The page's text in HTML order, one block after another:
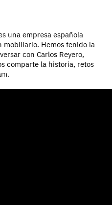
una empresa española
mobiliario. Hemos tenido la
con Carlos Reyero,
comparte la historia, retos